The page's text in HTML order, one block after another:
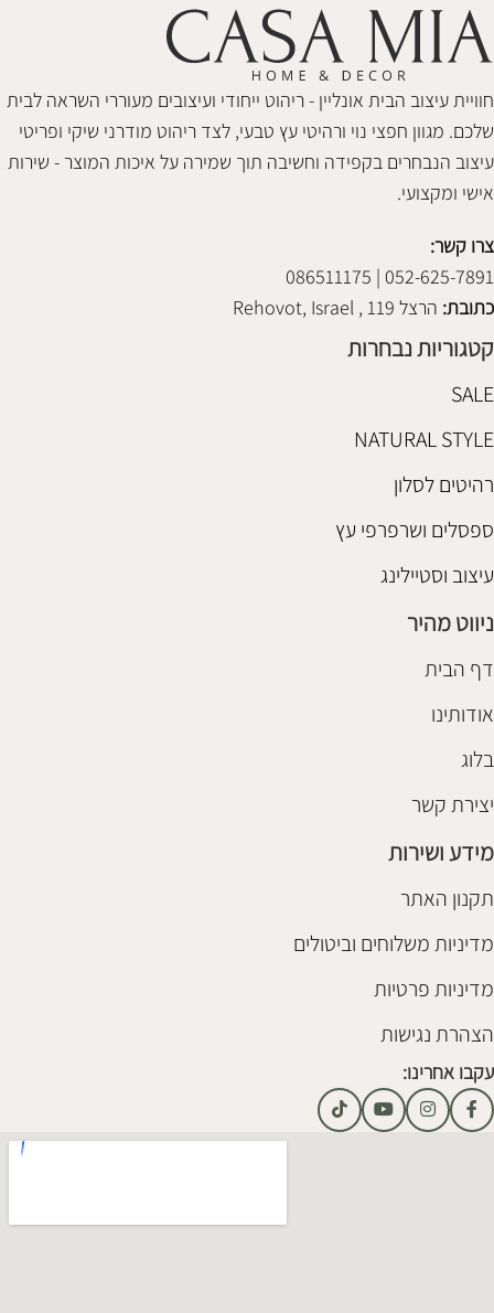
חוויית עיצוב הבית אונליין - ריהוט ייחודי ועיצובים מעוררי השראה לבית
שלכם. מגוון חפצי נוי ורהיטי עץ טבעי, לצד ריהוט מודרני שיקי ופריטי
עיצוב הנבחרים בקפידה וחשיבה תוך שמירה על איכות המוצר - שירות
אישי ומקצועי.
צרו קשר:
052-625-7891 | 086511175
כתובת: הרצל 119 , Rehovot, Israel
קטגוריות נבחרות
SALE
NATURAL STYLE
רהיטים לסלון
ספסלים ושרפרפי עץ
עיצוב וסטיילינג
ניווט מהיר
דף הבית
אודותינו
בלוג
יצירת קשר
מידע ושירות
תקנון האתר
מדיניות משלוחים וביטולים
מדיניות פרטיות
הצהרת נגישות
עקבו אחרינו: